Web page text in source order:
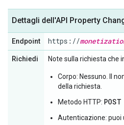
Dettagli dell'API Property
Endpoint https://
Richiedi Note sulla richiesta che
Corpo: Nessuno. Il
della richiesta.
Metodo HTTP: POST
Autenticazione: puoi